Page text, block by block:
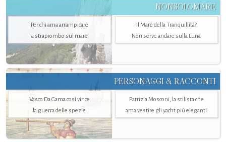
NONSOLOMARE
Per chi ama arrampicare
a strapiombo sul mare
Il Mare della Tranquillità?
Non serve andare sulla Luna
PERSONAGGI & RACCONTI
Vasco Da Gama così vince
la guerra delle spezie
Patrizia Mosconi, la stilista che
ama vestire gli yacht più eleganti